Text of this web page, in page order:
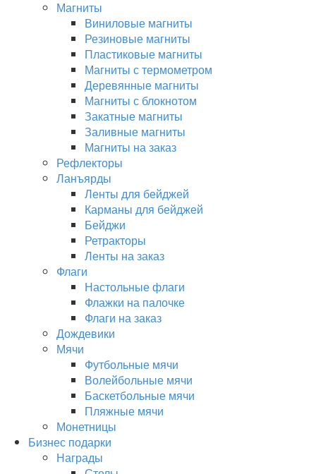
Магниты
Виниловые магниты
Резиновые магниты
Пластиковые магниты
Магниты с термометром
Деревянные магниты
Магниты с блокнотом
Закатные магниты
Заливные магниты
Магниты на заказ
Рефлекторы
Ланъярды
Ленты для бейджей
Карманы для бейджей
Бейджи
Ретракторы
Ленты на заказ
Флаги
Настольные флаги
Флажки на палочке
Флаги на заказ
Дождевики
Мячи
Футбольные мячи
Волейбольные мячи
Баскетбольные мячи
Пляжные мячи
Монетницы
Бизнес подарки
Награды